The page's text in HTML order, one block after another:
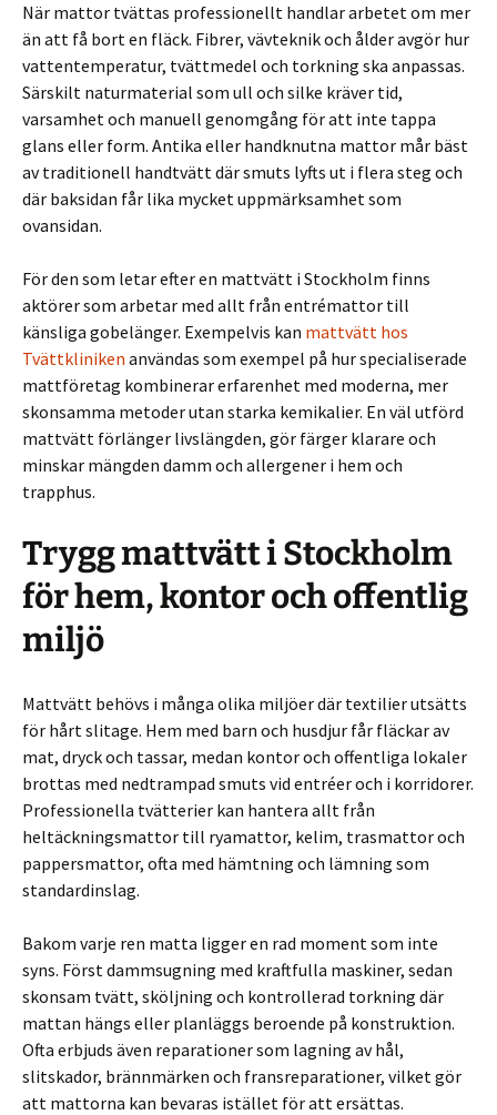
När mattor tvättas professionellt handlar arbetet om mer
än att få bort en fläck. Fibrer, vävteknik och ålder avgör hur
vattentemperatur, tvättmedel och torkning ska anpassas.
Särskilt naturmaterial som ull och silke kräver tid,
varsamhet och manuell genomgång för att inte tappa
glans eller form. Antika eller handknutna mattor mår bäst
av traditionell handtvätt där smuts lyfts ut i flera steg och
där baksidan får lika mycket uppmärksamhet som
ovansidan.
För den som letar efter en mattvätt i Stockholm finns
aktörer som arbetar med allt från entrémattor till
känsliga gobelänger. Exempelvis kan mattvätt hos
Tvättkliniken användas som exempel på hur specialiserade
mattföretag kombinerar erfarenhet med moderna, mer
skonsamma metoder utan starka kemikalier. En väl utförd
mattvätt förlänger livslängden, gör färger klarare och
minskar mängden damm och allergener i hem och
trapphus.
Trygg mattvätt i Stockholm
för hem, kontor och offentlig
miljö
Mattvätt behövs i många olika miljöer där textilier utsätts
för hårt slitage. Hem med barn och husdjur får fläckar av
mat, dryck och tassar, medan kontor och offentliga lokaler
brottas med nedtrampad smuts vid entréer och i korridorer.
Professionella tvätterier kan hantera allt från
heltäckningsmattor till ryamattor, kelim, trasmattor och
pappersmattor, ofta med hämtning och lämning som
standardinslag.
Bakom varje ren matta ligger en rad moment som inte
syns. Först dammsugning med kraftfulla maskiner, sedan
skonsam tvätt, sköljning och kontrollerad torkning där
mattan hängs eller planläggs beroende på konstruktion.
Ofta erbjuds även reparationer som lagning av hål,
slitskador, brännmärken och fransreparationer, vilket gör
att mattorna kan bevaras istället för att ersättas.